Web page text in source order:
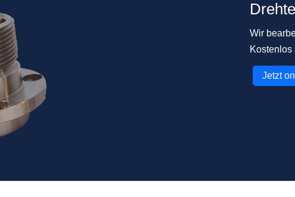
Wir
Kostenlos
Jetzt